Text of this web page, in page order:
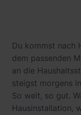
Du kommst nach
dem passenden
an die
steigst morgens
So weit, so gut.
Hausinstallation,